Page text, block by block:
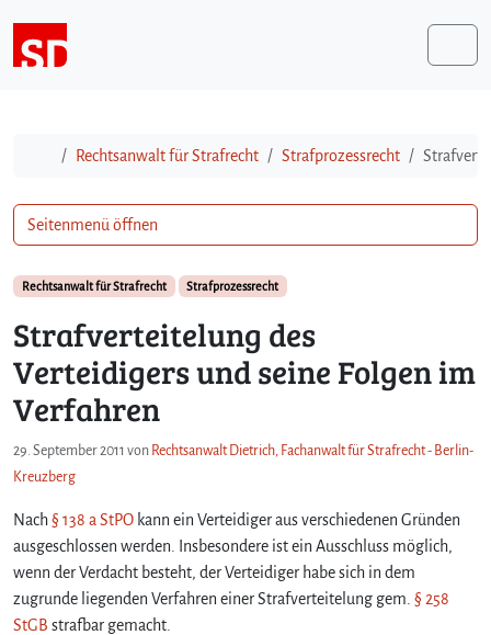
StartRechtsanwalt für Strafrecht Strafprozessrecht
Rechtsanwalt für Strafrecht Strafprozessrecht
Strafverteitelung des
Verteidigers und seine Folgen im
Verfahren
29. September 2011 von Rechtsanwalt Dietrich, Fachanwalt für Strafrecht - Berlin-
Kreuzberg
Nach§ 138 a StPO kann ein Verteidiger aus verschiedenen Gründen
ausgeschlossen werden. Insbesondere ist ein Ausschluss möglich,
wenn der Verdacht besteht, der Verteidiger habe sich in dem
zugrunde liegenden Verfahren einer Strafverteitelung gem. § 258
StGB strafbar gemacht.
Seitenmenü öffnen